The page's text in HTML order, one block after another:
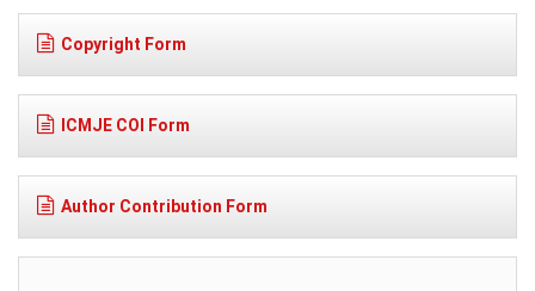
Copyright Form
ICMJE COI Form
Author Contribution Form